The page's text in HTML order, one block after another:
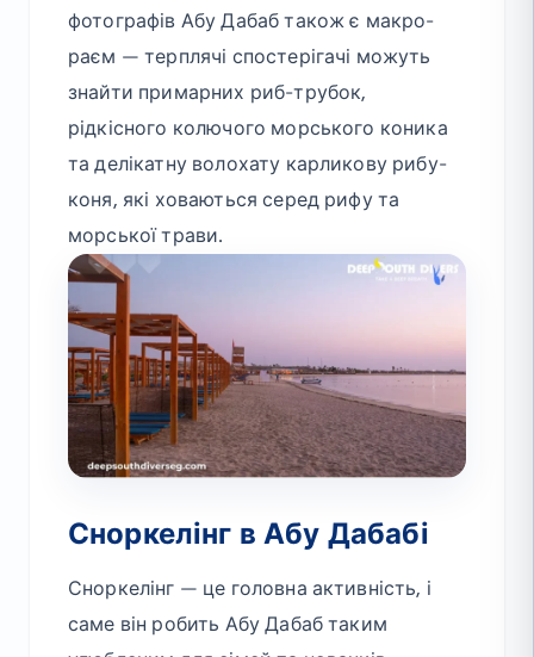
фотографів Абу Дабаб також є макро-
раєм — терплячі спостерігачі можуть
знайти примарних риб-трубок,
рідкісного колючого морського коника
та делікатну волохату карликову рибу-
коня, які ховаються серед рифу та
морської трави.
Сноркелінг в Абу Дабабі
Сноркелінг — це головна активність, і
саме він робить Абу Дабаб таким